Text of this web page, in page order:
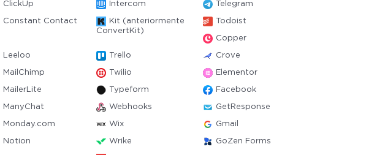
ClickUp Intercom Telegram
Constant Contact
Kit (anteriormente
ConvertKit)
Todoist
Copper
Leeloo Trello Crove
MailChimp Twilio Elementor
MailerLite Typeform Facebook
ManyChat Webhooks GetResponse
Monday.com Wix Gmail
Notion Wrike GoZen Forms